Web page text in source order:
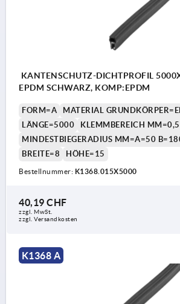
KANTENSCHUTZ-DICHTPROFIL
EPDM SCHWARZ, KOMP:EPDM
FORM=A
MATERIAL
LÄNGE=5000
KLEMMBEREICH
MINDESTBIEGERADIUS MM=A=50
BREITE=8
HÖHE=15
Bestellnummer: K1368.015X5000
40,19 CHF
zzgl. MwSt.
zzgl. Versandkosten
K1368 A